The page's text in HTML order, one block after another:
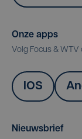
Onze apps
Volg Focus & WTV
IOS
Nieuwsbrief